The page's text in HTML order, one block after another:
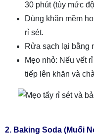
30 phút (tùy mức
Dùng khăn mềm
rỉ sét.
Rửa sạch lại bằng
Mẹo nhỏ: Nếu vết
tiếp lên khăn và
2. Baking Soda (Muối